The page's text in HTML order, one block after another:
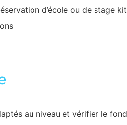
d’école ou de stage
au niveau et vérifier le